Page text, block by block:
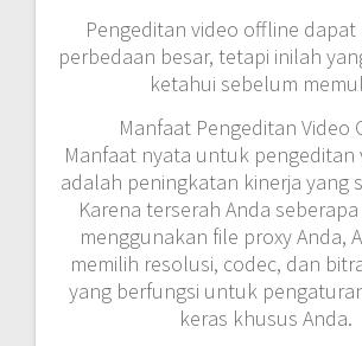
Pengeditan video offline
perbedaan besar, tetapi inilah
ketahui sebelum
Manfaat Pengeditan Video
Manfaat nyata untuk pengeditan
adalah peningkatan kinerja yang
Karena terserah Anda
menggunakan file proxy Anda,
memilih resolusi, codec, dan
yang berfungsi untuk
keras khusus Anda.